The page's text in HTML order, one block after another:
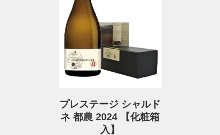
プレステージ シャルド
ネ 都農 2024 【化粧箱
入】